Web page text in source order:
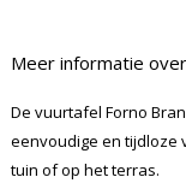
Meer informatie
De vuurtafel Forno
eenvoudige en tijdloze
tuin of op het terras.